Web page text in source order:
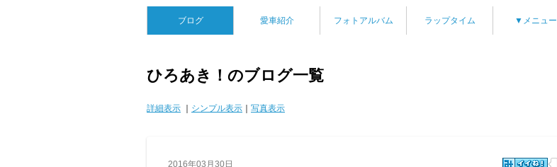
ブログ 愛車紹介 フォトアルバム ラップタイム ▼メニュー
ひろあき！のブログ一覧
詳細表示 シンプル表示 写真表示
2016年03月30日